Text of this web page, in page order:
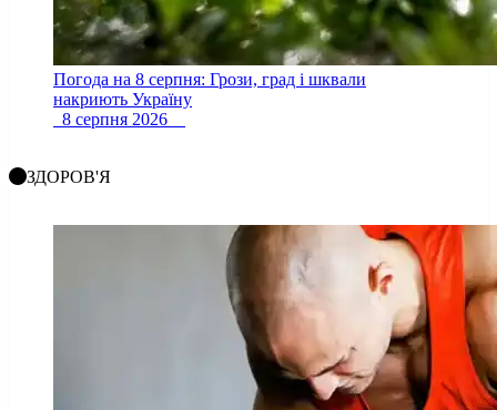
Погода на 8 серпня: Грози, град і шквали
накриють Україну
8 серпня 2026
ЗДОРОВ'Я